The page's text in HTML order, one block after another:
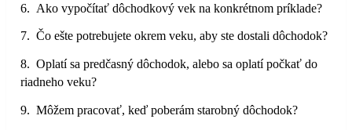
Ako vypočítať dôchodkový vek na konkrétnom príklade?
Čo ešte potrebujete okrem veku, aby ste dostali dôchodok?
Oplatí sa predčasný dôchodok, alebo sa oplatí počkať do
riadneho veku?
Môžem pracovať, keď poberám starobný dôchodok?